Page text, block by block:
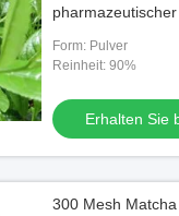
Form: Pulver
Reinheit: 90%
Erhalten Sie
300 Mesh